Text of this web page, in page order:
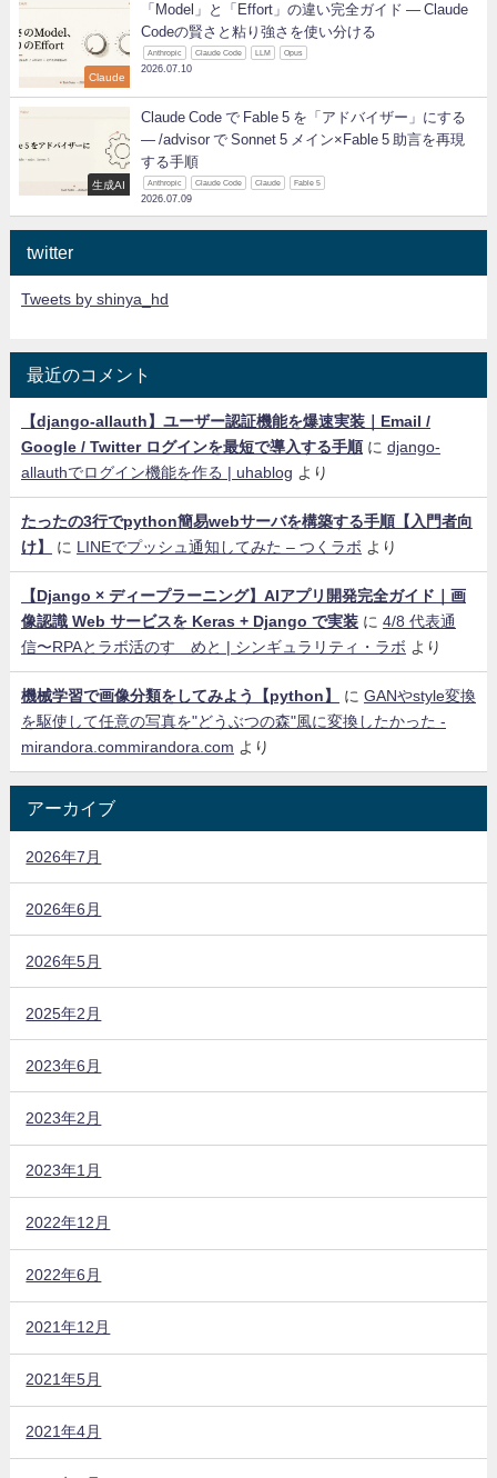
Claude
「Model」と「Effort」の違い完全ガイド ― Claude
Codeの賢さと粘り強さを使い分ける
Anthropic Claude Code LLM Opus
2026.07.10
生成AI
Claude Code で Fable 5 を「アドバイザー」にする
— /advisor で Sonnet 5 メイン×Fable 5 助言を再現
する手順
Anthropic Claude Code Claude Fable 5
2026.07.09
twitter
Tweets by shinya_hd
最近のコメント
【django-allauth】ユーザー認証機能を爆速実装｜Email /
Google / Twitter ログインを最短で導入する手順 に django-
allauthでログイン機能を作る | uhablog より
たったの3行でpython簡易webサーバを構築する手順【入門者向
け】
に LINEでプッシュ通知してみた – つくラボ より
【Django × ディープラーニング】AIアプリ開発完全ガイド｜画
像認識 Web サービスを Keras + Django で実装 に 4/8 代表通
信〜RPAとラボ活のすゝめと | シンギュラリティ・ラボ より
機械学習で画像分類をしてみよう【python】 に GANやstyle変換
を駆使して任意の写真を"どうぶつの森"風に変換したかった -
mirandora.commirandora.com より
アーカイブ
2026年7月
2026年6月
2026年5月
2025年2月
2023年6月
2023年2月
2023年1月
2022年12月
2022年6月
2021年12月
2021年5月
2021年4月